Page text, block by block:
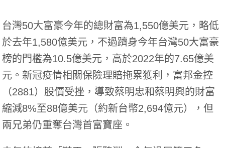
台灣50大富豪今年的總財富為1,550億美元，略低
於去年1,580億美元，不過躋身今年台灣50大富豪
榜的門檻為10.5億美元，高於2022年的7.65億美
元。新冠疫情相關保險理賠拖累獲利，富邦金控
（2881）股價受挫，導致蔡明忠和蔡明興的財富
縮減8%至88億美元（約新台幣2,694億元），但
兩兄弟仍重奪台灣首富寶座。